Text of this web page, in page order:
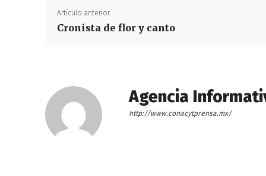
Artículo anterior
Cronista de flor y canto
Agencia
http://www.conacytprensa.mx/